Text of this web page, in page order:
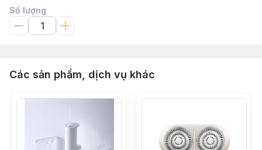
Số lượng
Các sản phẩm, dịch vụ khác